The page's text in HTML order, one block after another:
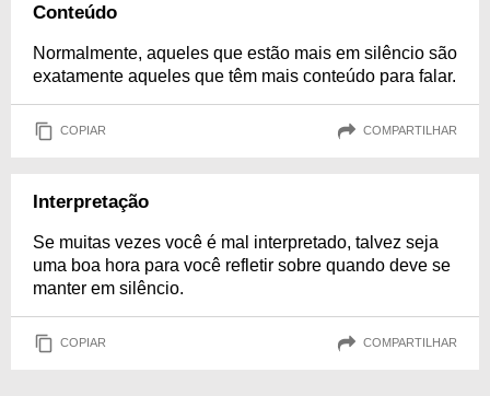
Conteúdo
Normalmente, aqueles que estão mais em silêncio são
exatamente aqueles que têm mais conteúdo para falar.
COPIAR COMPARTILHAR
Interpretação
Se muitas vezes você é mal interpretado, talvez seja
uma boa hora para você refletir sobre quando deve se
manter em silêncio.
COPIAR COMPARTILHAR